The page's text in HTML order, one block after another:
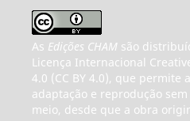
As Edições CHAMsão
Licença Internacional
4.0 (CC BY 4.0), que permite
adaptação e reprodução
meio, desde que a obra